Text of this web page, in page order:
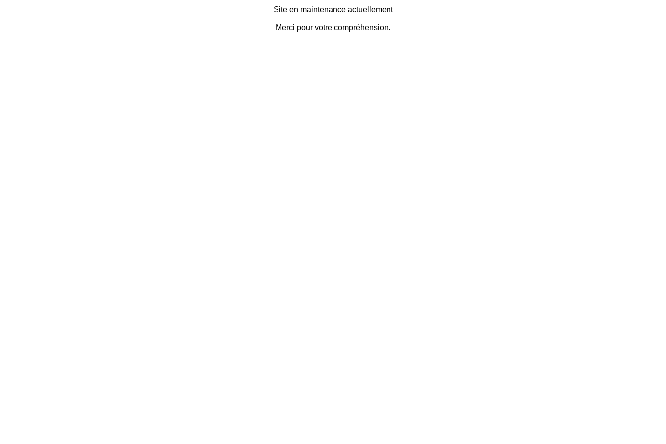
Site en maintenance actuellement
Merci pour votre compréhension.